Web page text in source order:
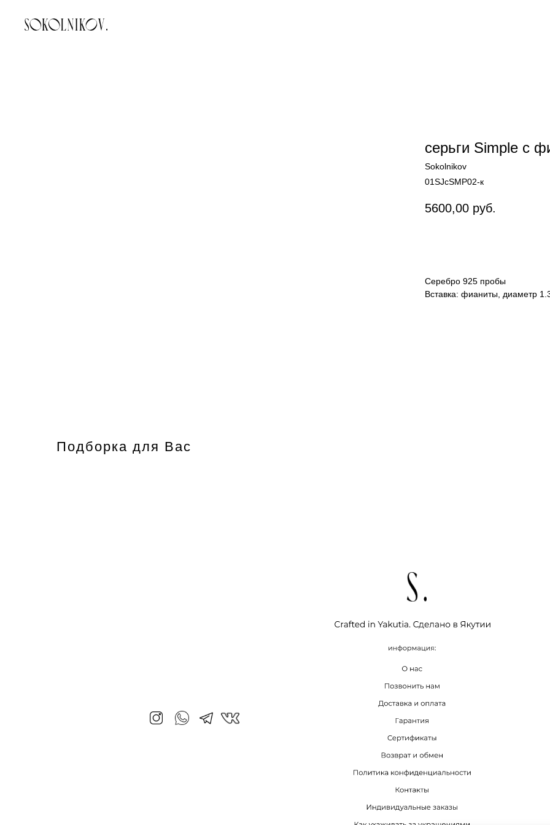
серьги Simple c
Sokolnikov
01SJсSMP02-к
5600,00 руб.
Серебро 925 пробы
Вставка: фианиты, диаметр
Подборка для Вас